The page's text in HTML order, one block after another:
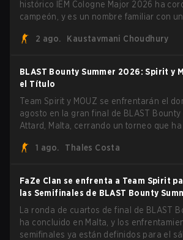
histórico IEM Cologne Major 2026 ha
campeón, y es un nombre familiar con
roster y cambios de roles, arrolló a Team
2 ago. Kaustavmani Choudhury
BLAST Bounty Summer 2026: Spirit y
el Título
Team Spirit y MOUZ se enfrentarán el
agosto en la gran final de BLAST
Attard, Malta, cerrando un torneo que ha
1 ago.
Thales Costa
FaZe Clan se enfrenta a Team Spirit
las Semifinales de BLAST Bounty
La ronda de cuartos de final de BLAST
ha concluido en Malta, y los
semifinales ya están definidos para el